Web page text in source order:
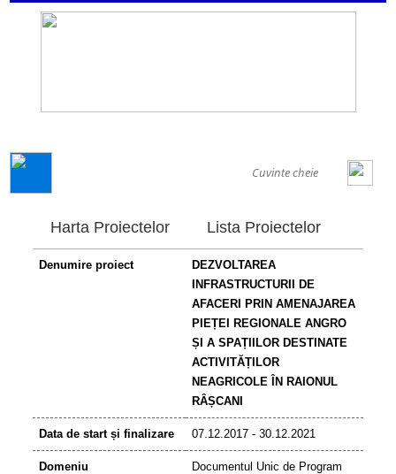
Harta Proiectelor Lista Proiectelor
Denumire proiect
DEZVOLTAREA
INFRASTRUCTURII DE
AFACERI PRIN AMENAJAREA
PIEȚEI REGIONALE ANGRO
ȘI A SPAȚIILOR DESTINATE
ACTIVITĂȚILOR
NEAGRICOLE ÎN RAIONUL
RÂȘCANI
Data de start și finalizare 07.12.2017 - 30.12.2021
Domeniu
Documentul Unic de Program